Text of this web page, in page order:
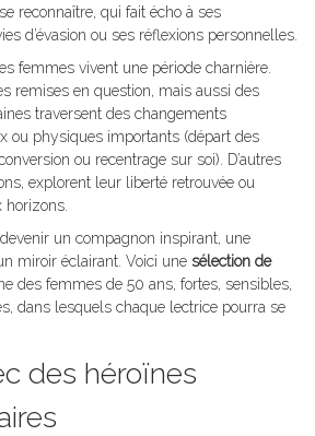
reconnaître, qui fait écho à ses
d’évasion ou ses réflexions personnelles.
femmes vivent une période charnière.
remises en question, mais aussi des
traversent des changements
ou physiques importants (départ des
ou recentrage sur soi). D’autres
explorent leur liberté retrouvée ou
horizons.
un compagnon inspirant, une
miroir éclairant. Voici une sélection de
des femmes de 50 ans, fortes, sensibles,
dans lesquels chaque lectrice pourra se
des héroïnes